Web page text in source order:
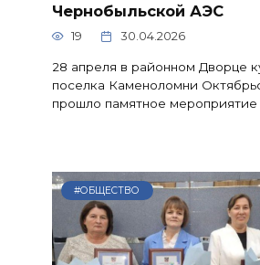
Чернобыльской АЭС
19 30.04.2026
28 апреля в районном Дворце
поселка Каменоломни
прошло памятное мероприятие
#ОБЩЕСТВО